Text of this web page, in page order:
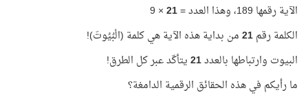
الآية رقمها 189، وهذا العدد =
21
× 9
الكلمة رقم21من بداية هذه الآية هي كلمة (الْبُيُوتَ)!
البيوت وارتباطها بالعدد21يتأكّد عبر كل الطرق!
ما رأيكم في هذه الحقائق الرقمية الدامغة؟